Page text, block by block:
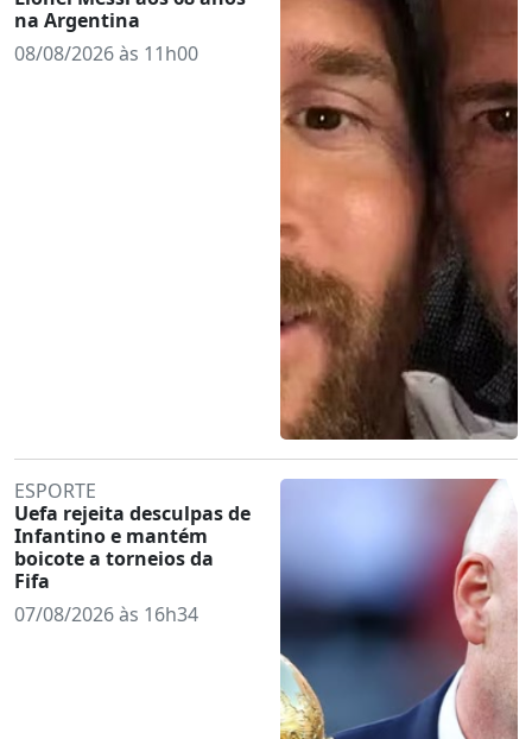
na Argentina
08/08/2026 às 11h00
ESPORTE
Uefa rejeita desculpas de
Infantino e mantém
boicote a torneios da
Fifa
07/08/2026 às 16h34